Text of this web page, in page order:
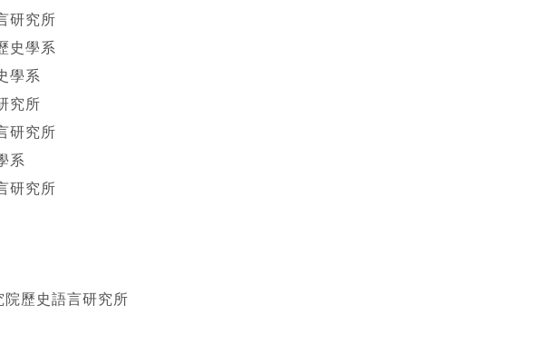
研究所
史學系
學系
究所
研究所
系
研究所
史語言研究所